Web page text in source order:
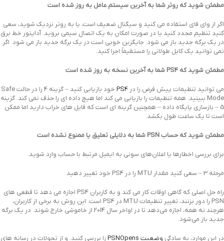
مطمئن شوید که روتر شما به آخرین سیستم عامل به روز شده است
اگر از وای فای استفاده می کنید و سیگنال ضعیف است، یا به روتر نزدیک شوید، سعی
کنید تنظیم مجدد کنید یا در صورت امکان به یک اتصال سیمی بروید. آداپتور خط برق
در یک برگه جدید باز می شود. جایگزین خوبی است در یک برگه جدید باز می شود. اگر
نمی توانید یک کابل طولانی را مستقیماً اجرا کنید.
مطمئن شوید که PS4 شما به آخرین نسخه به روز شده است
می توانید تنظیمات پیش فرض را در PS4
خود بازیابی کنید – گزینه 4 را در حالت Safe
Mode ببینید. همه تنظیمات را بازیابی می کند اما هیچ داده ای را حذف نمی کند. گزینه
5 – بازسازی پایگاه داده – همچنین گزینه ای است که فایل های خراب دارید اما ممکن
است تا یک ساعت طول بکشد.
مطمئن شوید که حساب PSN شما به دلایلی تعلیق یا ممنوع نشده است
برای بررسی اخطارها یا اعلان‌های سونی به ایمیل مرتبط با حساب وارد شوید.
مرحله 3 – سعی کنید مقدار MTU را در PS4 خود تغییر دهید
راه حل اصلی که گاهی اوقات کار می کند و به کاربران PS4 اجازه می دهد تا قطعی های
PSN را دور بزنند، تغییر تنظیمات MTU در PS4 است. این روش به برخی از کاربران،
هرچند نه همه، اجازه می‌دهد تا در اواخر سال 2014 از خاموشی خارج شوند. در یک برگه
جدید باز می‌شود.
در این موارد، به سادگی وضعیت PSNOpens را بررسی کنید. و از تحولات در رسانه های